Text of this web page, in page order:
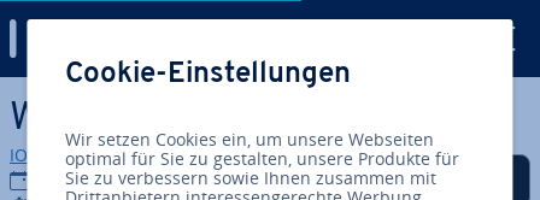
Zum Haupt­in­halt springen
Was ist Contao?
IONOS Redaktion
19.11.2025
Auf Facebook teilen
Auf Twitter teilen
Auf LinkedIn teilen
Als be­vor­zug­te Quelle
auf Google hin­zu­fü­gen
Cookie-Einstellungen
Wir setzen Cookies ein, um unsere Webseiten
optimal für Sie zu gestalten, unsere Produkte für
Sie zu verbessern sowie Ihnen zusammen mit